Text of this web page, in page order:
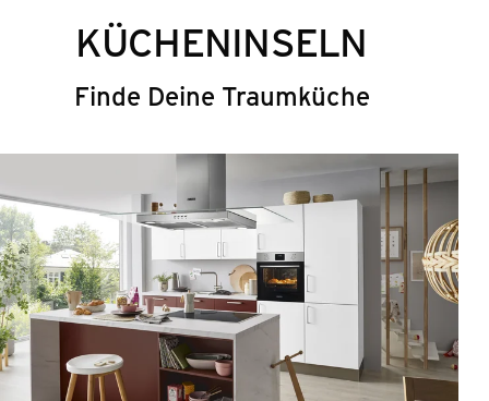
KÜCHENINSELN
Finde Deine Traumküche